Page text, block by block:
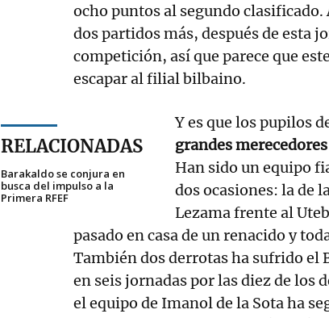
ocho puntos al segundo
dos partidos más, después de esta
competición, así que parece que
escapar al filial bilbaino.
RELACIONADAS
Barakaldo se conjura en
busca del impulso a la
Primera RFEF
Y es que los pupilos
grandes
Han sido un equipo
dos ocasiones: la de
Lezama frente al
pasado en casa de un renacido y
También dos derrotas ha sufrido el
en seis jornadas por las diez de los
el equipo de Imanol de la Sota ha